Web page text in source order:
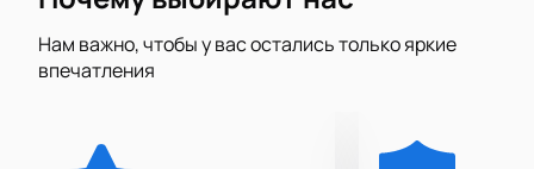
«Я+R» — #ЦветНастроения». С одной стороны, это намек
на то, что она является логическим продолжением
предыдущей работы, а с другой, очевидно, что король
Филипп Киркоров был виртуозом хайпа задолго до того,
Нам важно, чтобы у вас остались только яркие
впечатления